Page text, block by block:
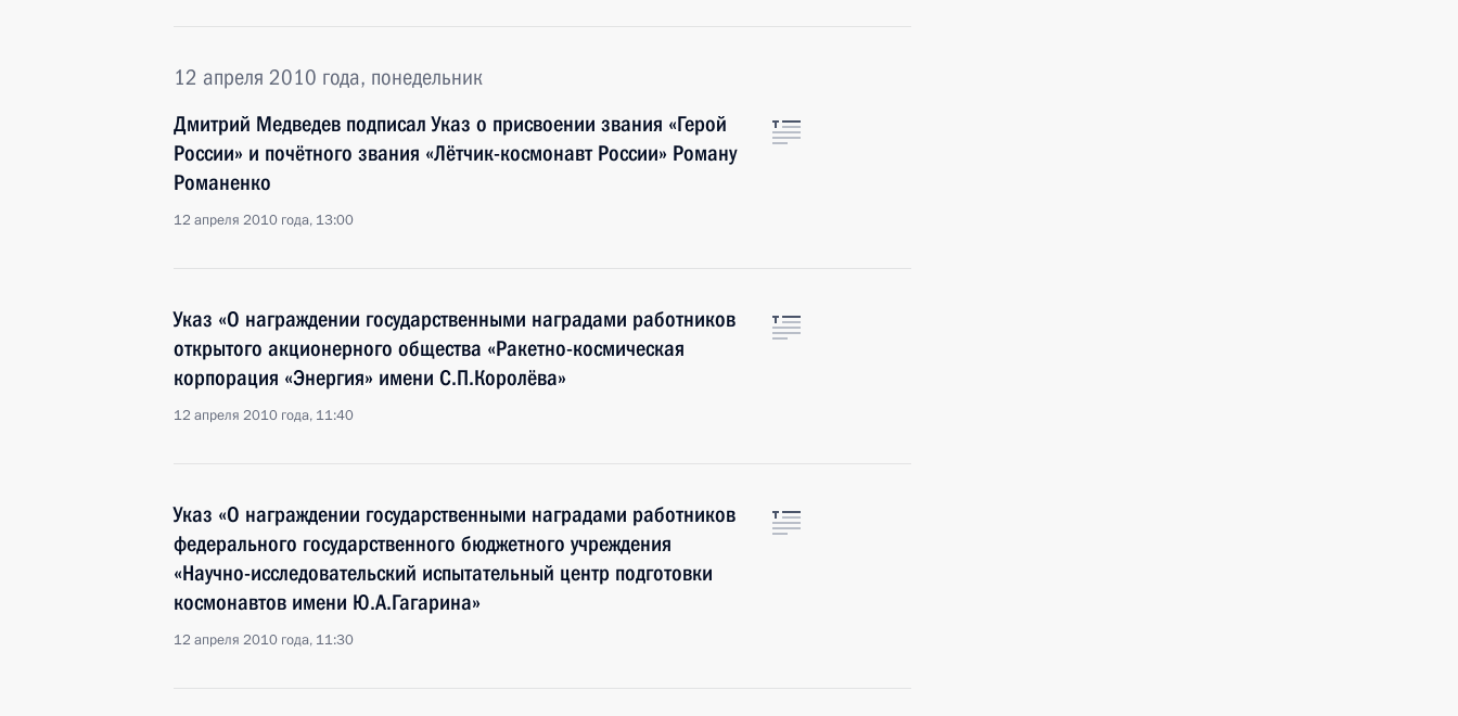
12 апреля 2010 года, понедельник
Дмитрий Медведев подписал Указ о присвоении звания «Герой
России» и почётного звания «Лётчик-космонавт России» Роману
Романенко
12 апреля 2010 года, 13:00
Указ «О награждении государственными наградами работников
открытого акционерного общества «Ракетно-космическая
корпорация «Энергия» имени С.П.Королёва»
12 апреля 2010 года, 11:40
Указ «О награждении государственными наградами работников
федерального государственного бюджетного учреждения
«Научно-исследовательский испытательный центр подготовки
космонавтов имени Ю.А.Гагарина»
12 апреля 2010 года, 11:30